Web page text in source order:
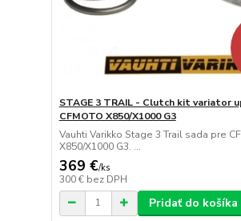
STAGE 3 TRAIL - Clutch kit variator
CFMOTO X850/X1000 G3
Vauhti Varikko Stage 3 Trail sada pre
X850/X1000 G3. ...
369 €/ks
300 € bez DPH
Pridať do košíka